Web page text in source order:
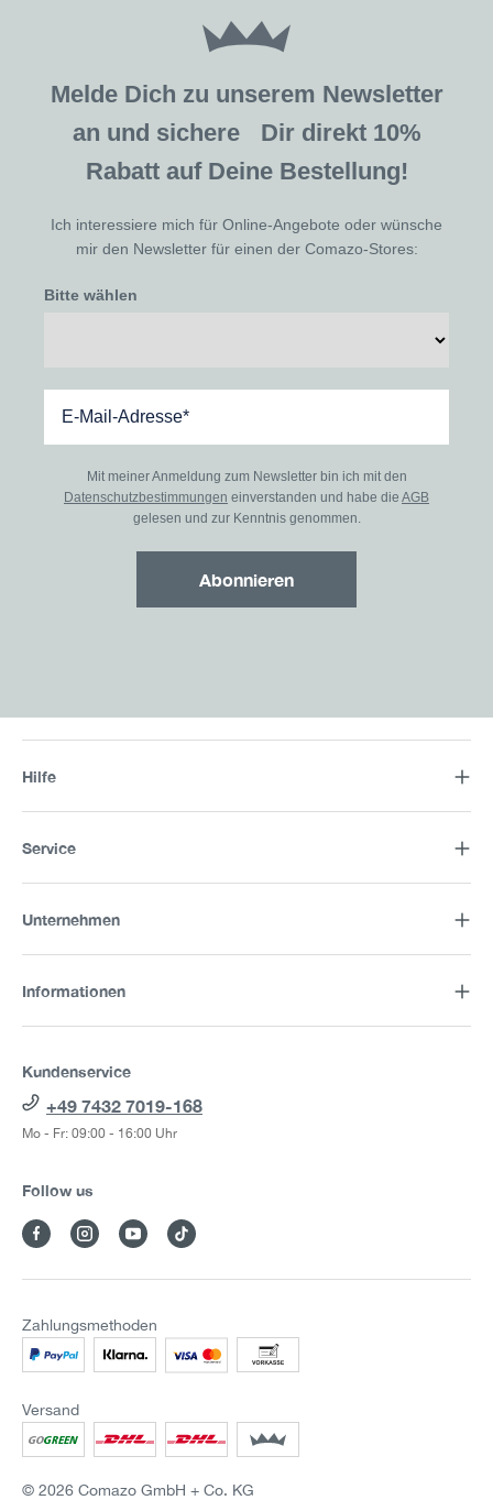
Melde Dich zu unserem Newsletter
an und sichere Dir direkt 10%
Rabatt auf Deine Bestellung!
Ich interessiere mich für Online-Angebote oder wünsche
mir den Newsletter für einen der Comazo-Stores:
Bitte wählen
Mit meiner Anmeldung zum Newsletter bin ich mit den
Datenschutzbestimmungen einverstanden und habe die AGB
gelesen und zur Kenntnis genommen.
Abonnieren
Hilfe
Service
Unternehmen
Informationen
Kundenservice
+49 7432 7019-168
Mo - Fr: 09:00 - 16:00 Uhr
Follow us
Zahlungsmethoden
Versand
© 2026 Comazo GmbH + Co. KG